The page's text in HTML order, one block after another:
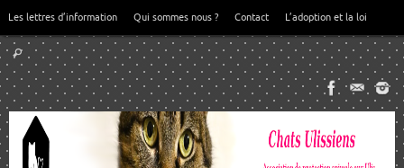
contenu
Les lettres d’information Qui sommes nous ? Contact L’adoption et la loi
Recherche
pour
:
Rechercher